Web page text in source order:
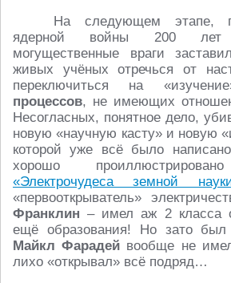
На следующем этапе,
ядерной войны 200
могущественные враги
живых учёных отречься от
переключиться на
процессов, не имеющих
Несогласных, понятное дело,
новую «научную касту» и новую
которой уже всё было
хорошо
«Электрочудеса земной
«первооткрыватель»
Франклин – имел аж 2 класса
ещё образования! Но зато
Майкл Фарадей вообще не
лихо «открывал» всё подряд…